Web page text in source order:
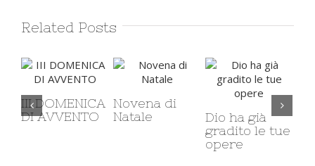
Related Posts
III DOMENICA
DI AVVENTO
Novena di
Natale
Dio ha già
gradito le tue
opere